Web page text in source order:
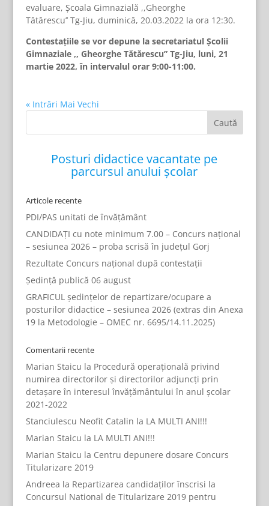
evaluare, Școala Gimnazială ,,Gheorghe
Tătărescu’’ Tg-Jiu, duminică, 20.03.2022 la ora 12:30.
Contestațiile se vor depune la secretariatul Școlii
Gimnaziale ,, Gheorghe Tătărescu” Tg-Jiu, luni, 21
martie 2022, în intervalul orar 9:00-11:00.
« Intrări Mai Vechi
Posturi didactice vacantate pe
parcursul anului școlar
Articole recente
PDI/PAS unitati de învățământ
CANDIDAȚI cu note minimum 7.00 – Concurs național
– sesiunea 2026 – proba scrisă în județul Gorj
Rezultate Concurs național după contestații
Ședință publică 06 august
GRAFICUL ședințelor de repartizare/ocupare a
posturilor didactice – sesiunea 2026 (extras din Anexa
19 la Metodologie – OMEC nr. 6695/14.11.2025)
Comentarii recente
Marian Staicu la Procedură operațională privind
numirea directorilor și directorilor adjuncți prin
detașare în interesul învățământului în anul școlar
2021-2022
Stanciulescu Neofit Catalin la LA MULTI ANI!!!
Marian Staicu la LA MULTI ANI!!!
Marian Staicu la Centru depunere dosare Concurs
Titularizare 2019
Andreea la Repartizarea candidaților înscrisi la
Concursul National de Titularizare 2019 pentru